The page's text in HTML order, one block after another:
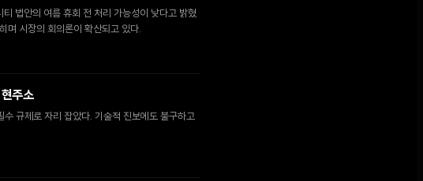
법안의 여름 휴회 전 처리 가능성이 낮다고 밝혔
며 시장의 회의론이 확산되고 있다.
주소
규제로 자리 잡았다. 기술적 진보에도 불구하고